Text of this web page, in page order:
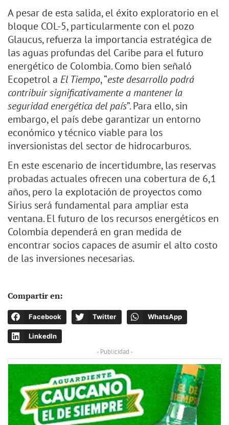
A pesar de esta salida, el éxito exploratorio en el
bloque COL-5, particularmente con el pozo
Glaucus, refuerza la importancia estratégica de
las aguas profundas del Caribe para el futuro
energético de Colombia. Como bien señaló
Ecopetrol a El Tiempo, “este desarrollo podrá
contribuir significativamente a mantener la
seguridad energética del país”. Para ello, sin
embargo, el país debe garantizar un entorno
económico y técnico viable para los
inversionistas del sector de hidrocarburos.
En este escenario de incertidumbre, las reservas
probadas actuales ofrecen una cobertura de 6,1
años, pero la explotación de proyectos como
Sirius será fundamental para ampliar esta
ventana. El futuro de los recursos energéticos en
Colombia dependerá en gran medida de
encontrar socios capaces de asumir el alto costo
de las inversiones necesarias.
Compartir en:
Facebook Twitter WhatsApp
LinkedIn
- Publicidad -